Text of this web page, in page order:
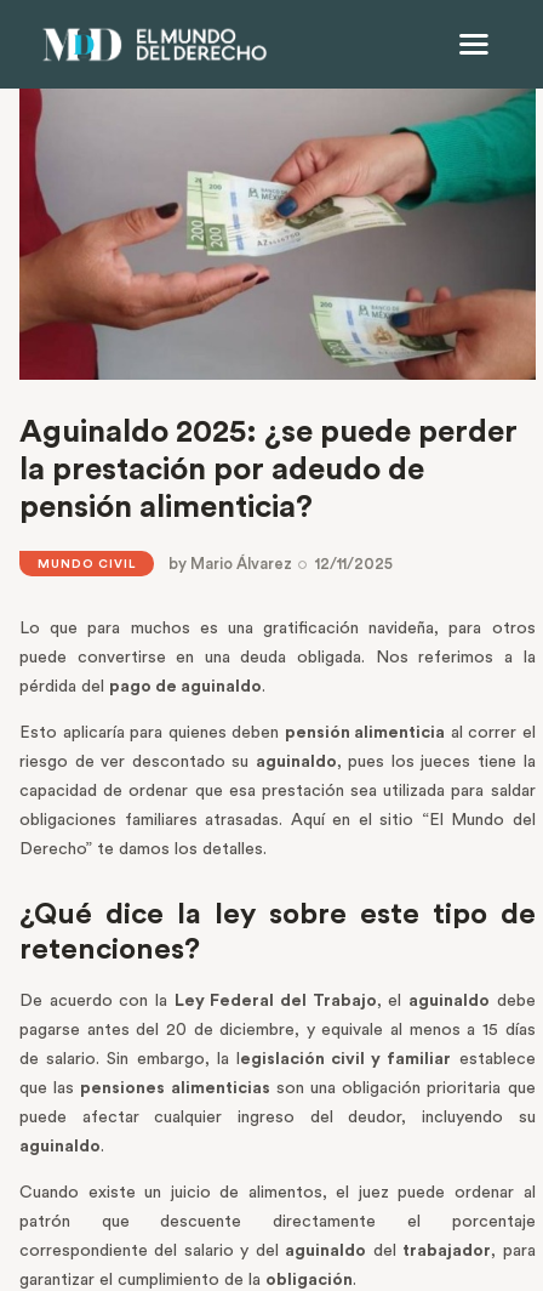
Aguinaldo 2025: ¿se puede perder
la prestación por adeudo de
pensión alimenticia?
MUNDO CIVIL by Mario Álvarez 12/11/2025
Lo que para muchos es una gratificación navideña, para otros
puede convertirse en una deuda obligada. Nos referimos a la
pérdida del pago de aguinaldo.
Esto aplicaría para quienes deben pensión alimenticia al correr el
riesgo de ver descontado su aguinaldo, pues los jueces tiene la
capacidad de ordenar que esa prestación sea utilizada para saldar
obligaciones familiares atrasadas. Aquí en el sitio “El Mundo del
Derecho” te damos los detalles.
¿Qué dice la ley sobre este tipo de
retenciones?
De acuerdo con la Ley Federal del Trabajo, el aguinaldo debe
pagarse antes del 20 de diciembre, y equivale al menos a 15 días
de salario. Sin embargo, la l egislación civil y familiar establece
que las pensiones alimenticias son una obligación prioritaria que
puede afectar cualquier ingreso del deudor, incluyendo su
aguinaldo.
Cuando existe un juicio de alimentos, el juez puede ordenar al
patrón que descuente directamente el porcentaje
correspondiente del salario y del aguinaldo del trabajador, para
garantizar el cumplimiento de la obligación.